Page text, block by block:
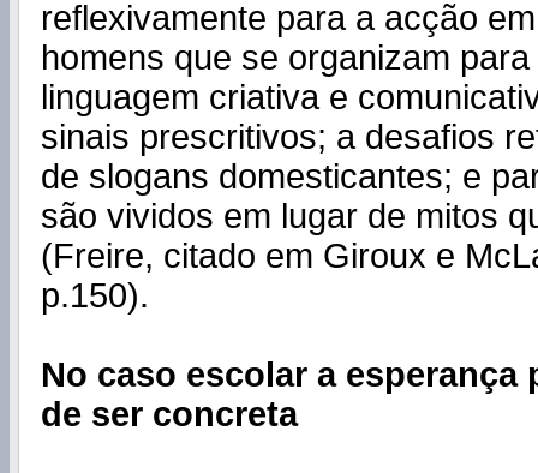
reflexivamente para a acção
homens que se organizam
linguagem criativa e
sinais prescritivos; a desafios
de slogans domesticantes; e
são vividos em lugar de mitos
(Freire, citado em Giroux e
p.150).
No caso escolar a esperança
de ser concreta